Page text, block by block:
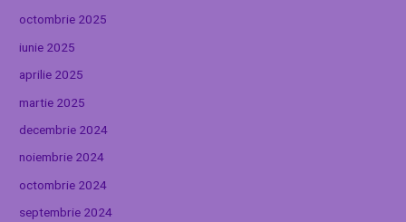
octombrie 2025
iunie 2025
aprilie 2025
martie 2025
decembrie 2024
noiembrie 2024
octombrie 2024
septembrie 2024